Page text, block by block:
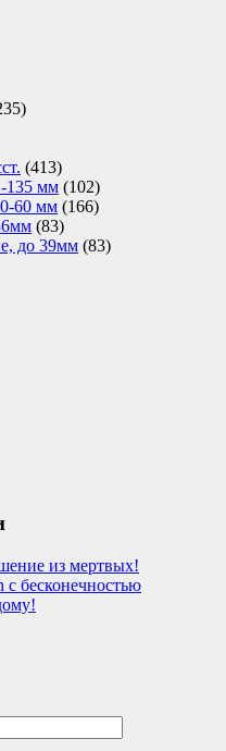
(413)
135 мм (102)
60 мм (166)
(83)
до 39мм (83)
из мертвых!
бесконечностью